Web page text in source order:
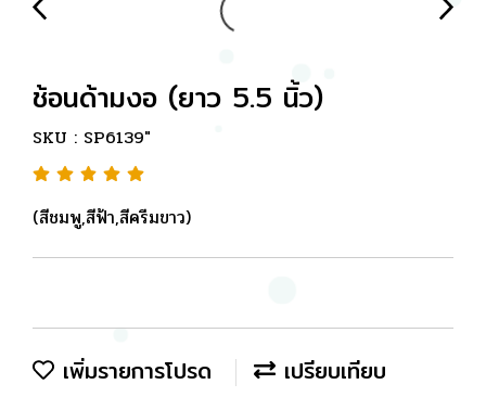
ช้อนด้ามงอ (ยาว 5.5 นิ้ว)
SKU : SP6139"
(สีชมพู,สีฟ้า,สีครีมขาว)
เพิ่มรายการโปรด เปรียบเทียบ